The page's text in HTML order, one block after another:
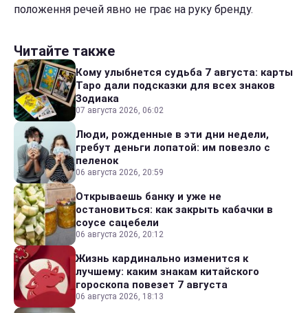
положення речей явно не грає на руку бренду.
Читайте также
Кому улыбнется судьба 7 августа: карты
Таро дали подсказки для всех знаков
Зодиака
07 августа 2026, 06:02
Люди, рожденные в эти дни недели,
гребут деньги лопатой: им повезло с
пеленок
06 августа 2026, 20:59
Открываешь банку и уже не
остановиться: как закрыть кабачки в
соусе сацебели
06 августа 2026, 20:12
Жизнь кардинально изменится к
лучшему: каким знакам китайского
гороскопа повезет 7 августа
06 августа 2026, 18:13